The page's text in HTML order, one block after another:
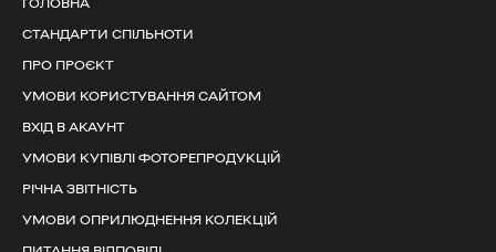
СТАНДАРТИ СПІЛЬНОТИ
ПРО ПРОЄКТ
УМОВИ КОРИСТУВАННЯ САЙТОМ
ВХІД В АКАУНТ
УМОВИ КУПІВЛІ ФОТОРЕПРОДУКЦІЙ
РІЧНА ЗВІТНІСТЬ
УМОВИ ОПРИЛЮДНЕННЯ КОЛЕКЦІЙ